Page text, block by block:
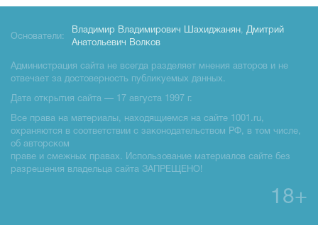
Основатели:
Владимир Владимирович Шахиджанян, Дмитрий
Анатольевич Волков
Администрация сайта не всегда разделяет мнения авторов и не
отвечает за достоверность публикуемых данных.
Дата открытия сайта — 17 августа 1997 г.
Все права на материалы, находящиемся на сайте 1001.ru,
охраняются в соответствии с законодательством РФ, в том числе,
об авторском
праве и смежных правах. Использование материалов сайте без
разрешения владельца сайта ЗАПРЕЩЕНО!
18+